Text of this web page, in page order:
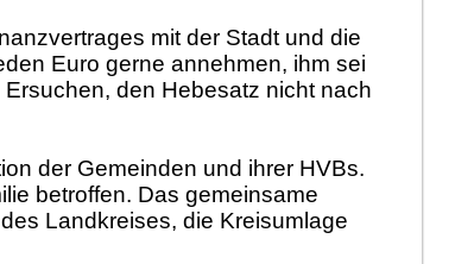
mit der Stadt und die
Euro gerne annehmen, ihm sei
den Hebesatz nicht nach
der Gemeinden und ihrer HVBs.
betroffen. Das gemeinsame
Landkreises, die Kreisumlage